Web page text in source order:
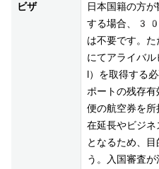
ビザ
日本国籍の方
する場合、30
は不要です。
にてアライバ
l）を取得する
ポートの残存
便の航空券を
在延長やビジ
となるため、
う。入国審査